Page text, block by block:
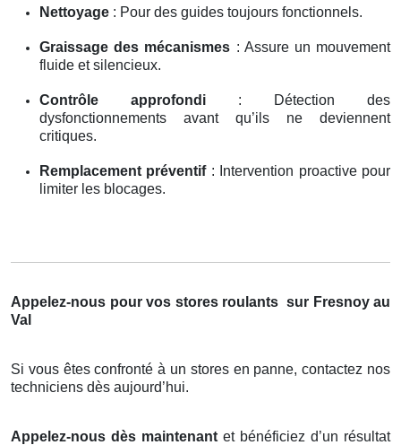
Nettoyage : Pour des guides toujours fonctionnels.
Graissage des mécanismes : Assure un mouvement
fluide et silencieux.
Contrôle approfondi : Détection des
dysfonctionnements avant qu’ils ne deviennent
critiques.
Remplacement préventif: Intervention proactive pour
limiter les blocages.
Appelez-nous pour vos stores roulants sur Fresnoy au
Val
Si vous êtes confronté à un stores en panne, contactez nos
techniciens dès aujourd’hui.
Appelez-nous dès maintenant et bénéficiez d’un résultat